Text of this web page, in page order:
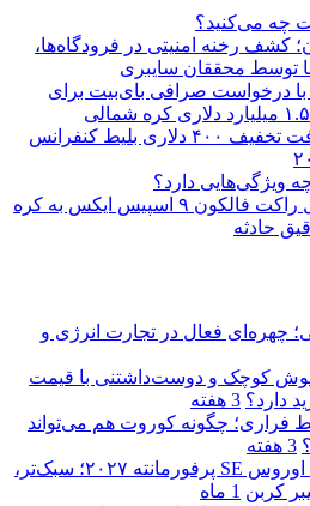
چه می‌کنید؟
کشف رخنه امنیتی در فرودگاه‌ها،
توسط محققان سایبری
با درخواست صرافی بای‌بیت برای
فرصت استثنایی: دریافت تخفیف ۴۰۰ دلاری بلیط کنفرانس
ویژگی‌هایی دارد؟
برخورد قطعه غیرفعال راکت فالکون ۹ اسپیس ایکس به کره
حادثه
چهره‌ای فعال در تجارت انرژی و
توپولینو ۲۰۲۶؛ موش کوچک و دوست‌داشتنی با قیمت
3 هفته
فراری؛ چگونه کوروت هم می‌تواند
3 هفته
رونمایی از لامبورگینی اوروس SE پرفورمانته ۲۰۲۷؛ سبک‌تر،
کربن 1 ماه